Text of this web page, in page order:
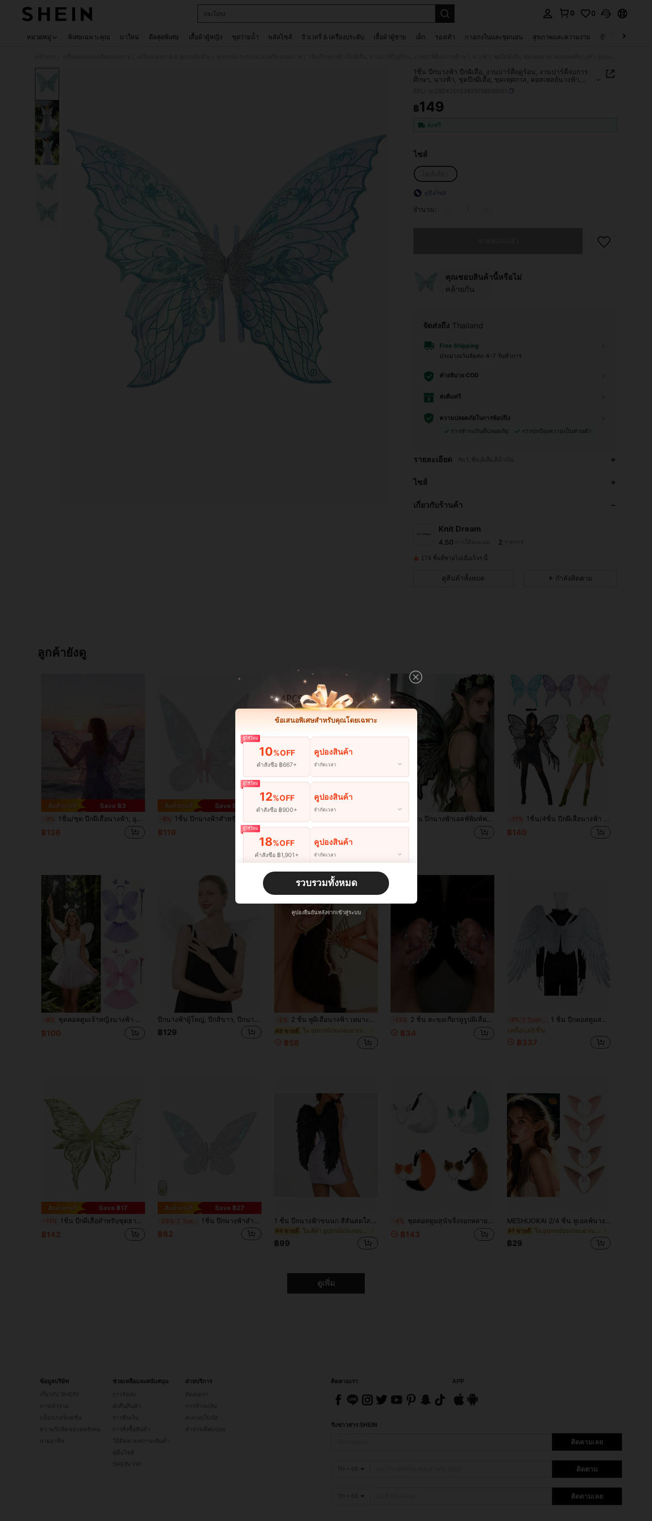
กระโปรง
0 0
หมวดหมู่ พิเศษเฉพาะคุณ มาใหม่ ดีลสุดพิเศษ เสื้อผ้าผู้หญิง ชุดว่ายน้ำ พลัสไซส์ จิวเวลรี่ & เครื่องประดับ เสื้อผ้าผู้ชาย เด็ก รองเท้า กางเกงในและชุดนอน สุขภาพและความงาม บ้านและที่อยู่อาศัย
1ชิ้น ปีกนางฟ้า ปีกผีเสื้อ, งานปาร์ตี้ฤดูร้อน, งานปาร์ตี้จบการ
ศึกษา, นางฟ้า, ชุดปีกผีเสื้อ, ชุดเทศกาล, คอสเพลย์นางฟ้า,
อุปกรณ์การแสดงคาร์นิวัล, ปีกผีเสื้อเงางาม ชุดแต่งงาน ปีก
นางฟ้า อุปกรณ์ชุดคาร์นิวัลสำหรับผู้หญิง, ปีกสีสัน
PRICE AND AVAILABILITY
฿149
ส่งฟรี
ไซส์
คู่มือไซส์
จำนวน:
คุณชอบสินค้านี้หรือไม่
คล้ายกัน
จัดส่งถึง Thailand
Free Shipping
ประมาณวันจัดส่ง: 4-7 วันทำการ
คำอธิบาย COD
ส่งคืนฟรี
ความปลอดภัยในการช้อปปิ้ง
การชำระเงินที่ปลอดภัย
การปกป้องความเป็นส่วนตัว
รายละเอียด สัตว์, พืช,ผีเสื้อ,สีน้ำเงิน
ไซส์
เกี่ยวกับร้านค้า
Knit Dream
4.50 2
174 ชิ้นที่ขายไปเมื่อเร็วๆ นี้
ดูสินค้าทั้งหมด กำลังติดตาม
ลูกค้ายังดู
Save ฿3
-2% 1ชิ้น/ชุด ปีกผีเสื้อนางฟ้า, อุปกรณ์ประกอบฉากการแสดงในงานคาร์นิวัล, ปีกผีเสื้อแวววาว ชุดแต่งงาน ปีกนางฟ้า เครื่องประดับชุดคาร์นิวัลสำหรับผู้หญิง, ปีกหลากสี
฿126
Save ฿10
-8% 1ชิ้น ปีกนางฟ้าสำหรับผู้ใหญ่ 2 ชิ้น, ปีกผีเสื้อ, ปีกนางฟ้า, ชุดปาร์ตี้แฟนซีสำหรับผู้หญิง, 6 สี
฿119
2 วันสุดท้าย 1 ชิ้น ปีกนางฟ้าเอลฟ์พิมพ์ฟอยล์ทองใหม่ ปีกกลีบดอกไม้ ปีกขนาดใหญ่สำหรับงานปาร์ตี้วันหยุด คอสเพลย์ ฮาโลวีน อุปกรณ์ประกอบชุดการแสดงเต้นรำคาร์นิวัล ถ่ายภาพกลางแจ้ง เหมาะสำหรับงานปาร์ตี้สละโสด -17% 1ชิ้น/4ชิ้น ปีกผีเสื้อนางฟ้า อุปกรณ์การแสดงงานเทศกาลคาร์นิวัล ปีกผีเสื้อเงางาม ชุดแต่งงาน ปีกนางฟ้า อุปกรณ์เสริมชุดคาร์นิวัลสำหรับผู้หญิง ปีกสีทองฟอยล์สีสันสดใส มงกุฎดอกไม้ หูเอลฟ์ เหมาะสำหรับคอสเพลย์และงานปาร์ตี้
฿140
-8% ชุดคอสตูมเจ้าหญิงนางฟ้า 4 ชิ้น ประกอบด้วยปีกผีเสื้อ กระโปรงผ้าทูลล์ ที่คาดผมผีเสื้อ และไม้คทา ชุดสวมบทบาทนางฟ้าแวววาว เหมาะสำหรับเด็กผู้หญิง สำหรับฮาโลวีน คาร์นิวัล และการแสดงในงานวันเกิด ของขวัญวันหยุดที่เหมาะสำหรับครอบครัวและเพื่อน
฿100
ปีกนางฟ้าผู้ใหญ่, ปีกสีขาว, ปีกนางฟ้าสีดำ, ปีกขนนกสำหรับเด็กผู้หญิง, ปีกนางฟ้าสำหรับชุดคอสตูม, สำหรับผู้หญิง
฿129
-2% 2 ชิ้น หูผีเสื้อนางฟ้า เหมาะสำหรับการเต้นรำ การรวมตัวประจำวัน และการสวมใส่ในวันหยุด สามารถใช้สำหรับวันฮาโลวีน เทศกาลดนตรี หรือคอสเพลย์ เหมาะสำหรับเด็กผู้หญิงและผู้หญิง
#8 ขายดี ใน อุปกรณ์ประกอบฉากเครื่องแต่งกาย
฿58
-13% 2 ชิ้น ตะขอเกี่ยวหูรูปผีเสื้อระยิบระยับ, เครื่องประดับสไตล์นางฟ้าที่เบาและละเอียดอ่อน, เหมาะสำหรับงานปาร์ตี้, คอสเพลย์, สวมใส่ในชีวิตประจำวันและธีมนางฟ้า. ของตกแต่งงานปาร์ตี้, ต่างหูในฝัน, เครื่องประดับทำมือ, ของขวัญวันหยุดในอุดมคติ
฿34
-9% 2 วันสุดท้าย
1 ชิ้น ปีกคอสตูมสมจริงใหม่ ปีกผ้าไม่ทอขนเทียม อุปกรณ์ประกอบคอสตูมการแสดงบนเวที อุปกรณ์แปลงกายสวมใส่ได้สำหรับงานเทศกาล
เหลือแค่6ชิ้น
฿337
Save ฿17
-11% 1ชิ้น ปีกผีเสื้อสำหรับชุดฮาโลวีน ปาร์ตี้ วันหยุดใหม่ อุปกรณ์ประกอบการแต่งหน้า นางฟ้า
฿142
Save ฿27
-25% 3 วันสุดท้าย 1ชิ้น ปีกนางฟ้าสำหรับผู้ใหญ่, ปีกผีเสื้อสำหรับเด็กผู้หญิง, ปีกนางฟ้า, เครื่องแต่งกายนางฟ้าสำหรับผู้หญิง, ของขวัญปาร์ตี้ชุดฮัลโลวีน, ปีกชุดนางฟ้าสำหรับผู้ใหญ่, ปีกผีเสื้อสำหรับเด็กผู้หญิง, ปีกนางฟ้า, ชุดฮัลโลวีนเล่นตามบทบาท, ของขวัญคริสต์มาส, ของขวัญปีใหม่
฿82
1 ชิ้น ปีกนางฟ้าขนนก สีสันสดใส, อุปกรณ์เสริมชุดแฟนซีที่ปรับแต่งได้ สำหรับผู้ใหญ่, เหมาะสำหรับเทศกาล, การแสดง, คอสเพลย์ ฮาโลวีน อุปกรณ์เสริมฮาโลวีน
#4 ขายดี
฿99
-4% ชุดคอสตูมสุนัขจิ้งจอกหลายสี, อุปกรณ์คอสเพลย์สัตว์น่ารักรวมถึงที่คาดผมหูแมว, หางสุนัขจิ้งจอก, งานปาร์ตี้
฿143
MESHUOKAI 2/4 ชิ้น หูเอลฟ์นางฟ้าวิเศษ - อุปกรณ์เสริมชุดคอสเพลย์วันหยุดและฮาโลวีนที่สะดวกสบายและมีหลายฟังก์ชัน สำหรับโรงเรียน
#1 ขายดี
฿29
ดูเพิ่ม
ข้อมูลบริษัท
เกี่ยวกับ SHEIN
การเข้าร่วม
บล็อกเกอร์แฟชั่น
ความรับผิดชอบต่อสังคม
สายอาชีพ
ช่วยเหลือและสนับสนุน
การจัดส่ง
ส่งคืนสินค้า
การคืนเงิน
การสั่งซื้อสินค้า
วิธีติดตามสถานะสินค้า
คู่มือไซส์
SHEIN VIP
ฝ่ายบริการ
ติดต่อเรา
การชำระเงิน
คะแนนโบนัส
คำถามที่พบบ่อย
ติดตามเรา APP
รับข่าวสาร SHEIN
ติดตามเลย
TH + 66 ติดตาม
TH + 66 ติดตามเลย
ข้อเสนอพิเศษสำหรับคุณโดยเฉพาะ
ผู้ใช้ใหม่
10%OFF
คำสั่งซื้อ ฿667+
คูปองสินค้า
จำกัดเวลา
ผู้ใช้ใหม่
12%OFF
คำสั่งซื้อ ฿900+
คูปองสินค้า
จำกัดเวลา
ผู้ใช้ใหม่
18%OFF
คำสั่งซื้อ ฿1,901+
คูปองสินค้า
จำกัดเวลา
22 คูปองสินค้า
รวบรวมทั้งหมด
คูปองยืนยันหลังจากเข้าสู่ระบบ